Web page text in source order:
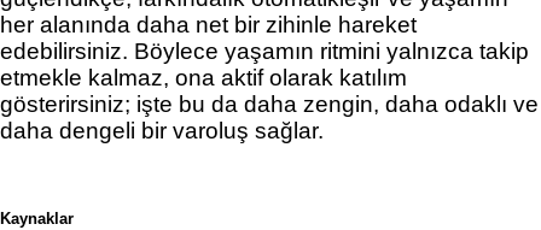
her alanında daha net bir zihinle hareket
edebilirsiniz. Böylece yaşamın ritmini yalnızca takip
etmekle kalmaz, ona aktif olarak katılım
gösterirsiniz; işte bu da daha zengin, daha odaklı ve
daha dengeli bir varoluş sağlar.
Kaynaklar